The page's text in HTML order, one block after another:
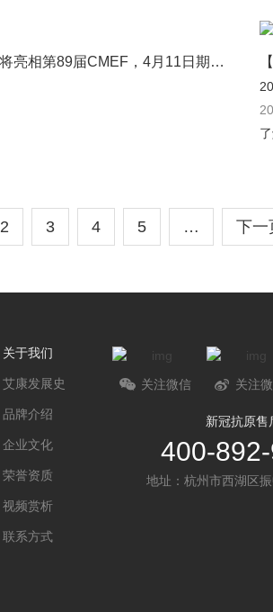
艾科品牌新产品将亮相第89届CMEF，4月11日期待与您在上海见面
2 3 4 5 … 下一
关于我们
艾康发展史
品牌介绍
企业文化
荣誉资质
视频赏析
联系方式
关注微信 关注
新冠抗原售
400-
地址：杭州市西湖区